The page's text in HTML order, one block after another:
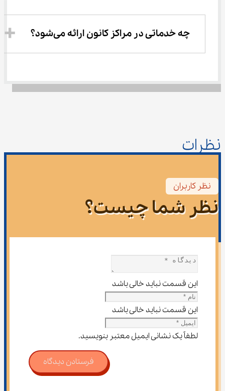
چه خدماتی در مراکز کانون ارائه می‌شود؟
نظرات
نظر کاربران
نظر شما چیست؟
این قسمت نباید خالی باشد
این قسمت نباید خالی باشد
لطفاً یک نشانی ایمیل معتبر بنویسید.
فرستادن دیدگاه